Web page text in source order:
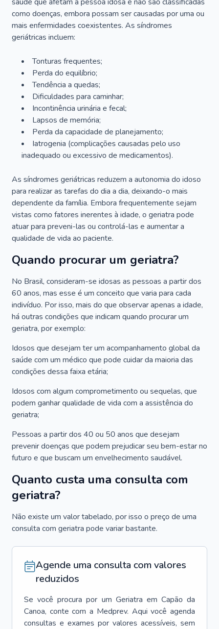
como doenças, embora possam ser causadas por uma ou
mais enfermidades coexistentes. As síndromes
geriátricas incluem:
Tonturas frequentes;
Perda do equilíbrio;
Tendência a quedas;
Dificuldades para caminhar;
Incontinência urinária e fecal;
Lapsos de memória;
Perda da capacidade de planejamento;
Iatrogenia (complicações causadas pelo uso
inadequado ou excessivo de medicamentos).
As síndromes geriátricas reduzem a autonomia do idoso
para realizar as tarefas do dia a dia, deixando-o mais
dependente da família. Embora frequentemente sejam
vistas como fatores inerentes à idade, o geriatra pode
atuar para preveni-las ou controlá-las e aumentar a
qualidade de vida ao paciente.
Quando procurar um geriatra?
No Brasil, consideram-se idosas as pessoas a partir dos
60 anos, mas esse é um conceito que varia para cada
indivíduo. Por isso, mais do que observar apenas a idade,
há outras condições que indicam quando procurar um
geriatra, por exemplo:
Idosos que desejam ter um acompanhamento global da
saúde com um médico que pode cuidar da maioria das
condições dessa faixa etária;
Idosos com algum comprometimento ou sequelas, que
podem ganhar qualidade de vida com a assistência do
geriatra;
Pessoas a partir dos 40 ou 50 anos que desejam
prevenir doenças que podem prejudicar seu bem-estar no
futuro e que buscam um envelhecimento saudável.
Quanto custa uma consulta com
geriatra?
Não existe um valor tabelado, por isso o preço de uma
consulta com geriatra pode variar bastante.
Agende uma consulta com valores
reduzidos
Se você procura por um Geriatra em Capão da
Canoa, conte com a Medprev. Aqui você agenda
consultas e exames por valores acessíveis, sem